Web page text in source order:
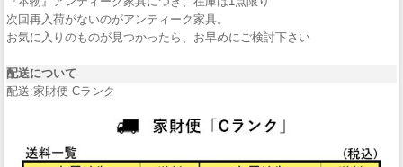
次回再入荷がないのがアンティーク家具。
お気に入りのものが見つかったら、お早めにご検討下さい
配送について
配送:家財便 Cランク